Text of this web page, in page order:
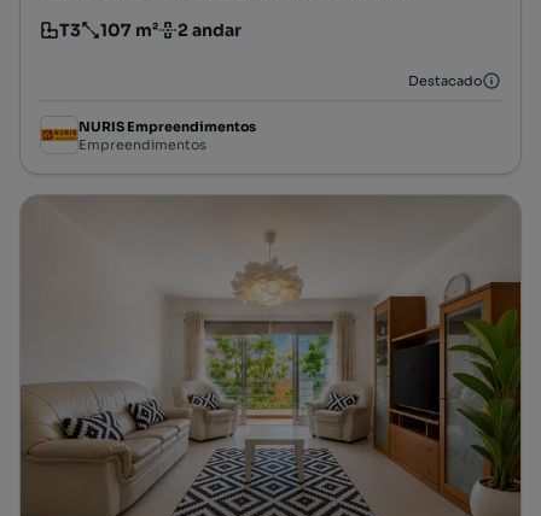
Tipologia
T3
Preço por metro quadrado
107 m²
Andar 2 andar
Destacado
NURIS Empreendimentos
Empreendimentos